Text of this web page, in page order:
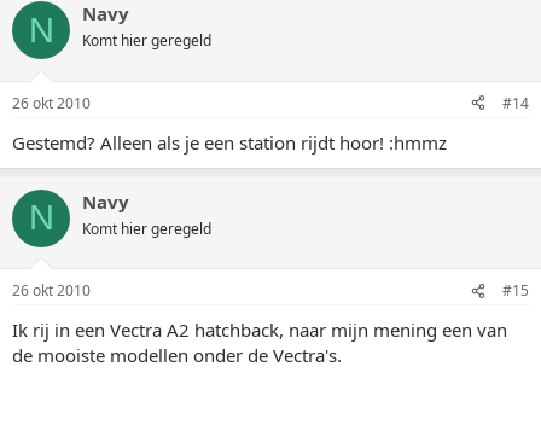
N Navy
Komt hier geregeld
26 okt 2010 #14
Gestemd? Alleen als je een station rijdt hoor! :hmmz
N Navy
Komt hier geregeld
26 okt 2010 #15
Ik rij in een Vectra A2 hatchback, naar mijn mening een van
de mooiste modellen onder de Vectra's.